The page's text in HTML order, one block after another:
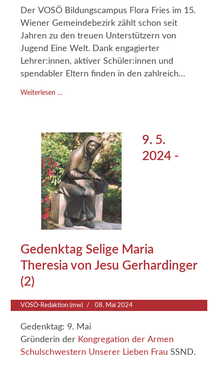
Der VOSÖ Bildungscampus Flora Fries im 15.
Wiener Gemeindebezirk zählt schon seit
Jahren zu den treuen Unterstützern von
Jugend Eine Welt. Dank engagierter
Lehrer:innen, aktiver Schüler:innen und
spendabler Eltern finden in den zahlreich
Weiterlesen …
9. 5.
2024 -
Gedenktag Selige Maria
Theresia von Jesu Gerhardinger
(2)
VOSÖ-Redaktion (mw) 08. Mai 2024
Gedenktag: 9. Mai
Gründerin der Kongregation der Armen
Schulschwestern Unserer Lieben Frau SSND.